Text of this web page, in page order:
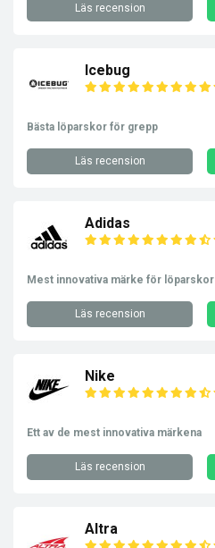
Läs recension
Icebug
Bästa löparskor för grepp
Läs recension
Adidas
Mest innovativa märke för löparskor
Läs recension
Nike
Ett av de mest innovativa märkena
Läs recension
Altra